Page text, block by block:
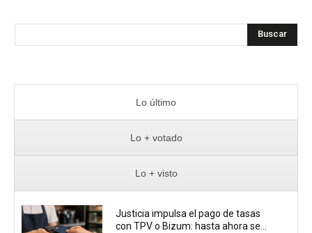
Buscar
Lo último
Lo + votado
Lo + visto
Justicia impulsa el pago de tasas
con TPV o Bizum: hasta ahora se...